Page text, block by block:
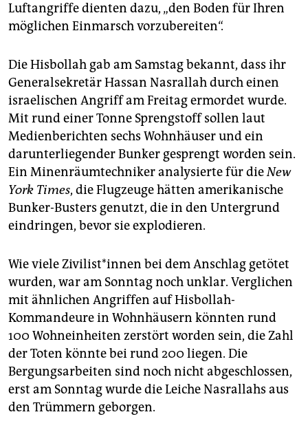
Luftangriffe dienten dazu, „den Boden für Ihren
möglichen Einmarsch vorzubereiten“.
Die Hisbollah gab am Samstag bekannt, dass ihr
Generalsekretär Hassan Nasrallah durch einen
israelischen Angriff am Freitag ermordet wurde.
Mit rund einer Tonne Sprengstoff sollen laut
Medienberichten sechs Wohnhäuser und ein
darunterliegender Bunker gesprengt worden sein.
Ein Minenräumtechniker analysierte für dieNew
York Times, die Flugzeuge hätten amerikanische
Bunker-Busters genutzt, die in den Untergrund
eindringen, bevor sie explodieren.
Wie viele Zi­vi­lis­t*in­nen bei dem Anschlag getötet
wurden, war am Sonntag noch unklar. Verglichen
mit ähnlichen Angriffen auf Hisbollah-
Kommandeure in Wohnhäusern könnten rund
100 Wohneinheiten zerstört worden sein, die Zahl
der Toten könnte bei rund 200 liegen. Die
Bergungsarbeiten sind noch nicht abgeschlossen,
erst am Sonntag wurde die Leiche Nasrallahs aus
den Trümmern geborgen.